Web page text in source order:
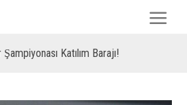
Katılım Barajı!